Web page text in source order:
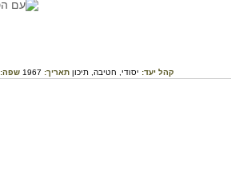
קהל יעד: יסודי, חטיבה, תיכון תאריך: 1967 שפה: